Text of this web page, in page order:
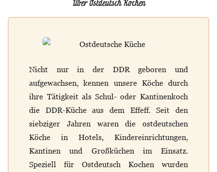
Über Ostdeutsch Kochen
Nicht nur in der DDR geboren und
aufgewachsen, kennen unsere Köche durch
ihre Tätigkeit als Schul- oder Kantinenkoch
die DDR-Küche aus dem Effeff. Seit den
siebziger Jahren waren die ostdeutschen
Köche in Hotels, Kindereinrichtungen,
Kantinen und Großküchen im Einsatz.
Speziell für Ostdeutsch Kochen wurden